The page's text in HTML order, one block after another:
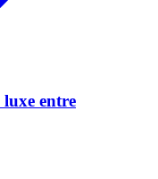
entre